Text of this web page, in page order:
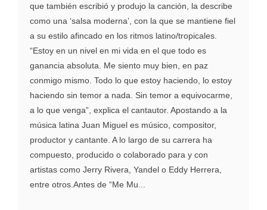
que también escribió y produjo la canción, la describe
como una ‘salsa moderna’, con la que se mantiene fiel
a su estilo afincado en los ritmos latino/tropicales.
“Estoy en un nivel en mi vida en el que todo es
ganancia absoluta. Me siento muy bien, en paz
conmigo mismo. Todo lo que estoy haciendo, lo estoy
haciendo sin temor a nada. Sin temor a equivocarme,
a lo que venga”, explica el cantautor. Apostando a la
música latina Juan Miguel es músico, compositor,
productor y cantante. A lo largo de su carrera ha
compuesto, producido o colaborado para y con
artistas como Jerry Rivera, Yandel o Eddy Herrera,
entre otros.Antes de “Me Mu...